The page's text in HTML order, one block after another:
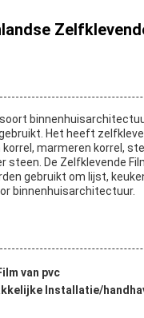
Het heeft
marmeren korrel,
steen. De Zelfklevende
gebruikt om lijst,
binnenhuisarchitectuur.
van pvc
Installatie/